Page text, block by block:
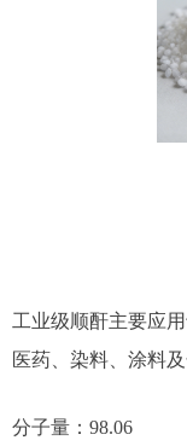
工业级顺酐主要应
医药、染料、涂料
分子量：98.06